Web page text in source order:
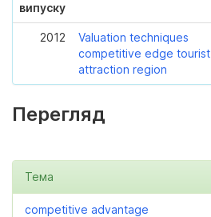
випуску
2012
Valuation techniques
competitive edge tourist
attraction region
Перегляд
Тема
competitive advantage